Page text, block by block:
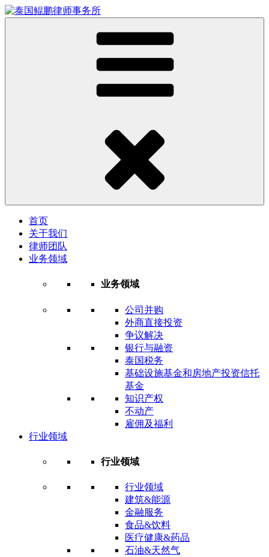
首页
关于我们
律师团队
业务领域
业务领域
公司并购
外商直接投资
争议解决
银行与融资
泰国税务
基础设施基金和房地产投资信托
基金
知识产权
不动产
雇佣及福利
行业领域
行业领域
行业领域
建筑&能源
金融服务
食品&饮料
医疗健康&药品
石油&天然气